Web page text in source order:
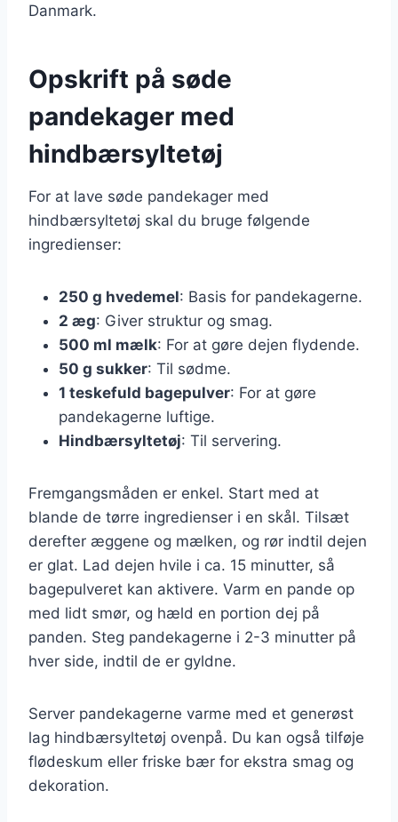
Danmark.
Opskrift på søde
pandekager med
hindbærsyltetøj
For at lave søde pandekager med
hindbærsyltetøj skal du bruge følgende
ingredienser:
250 g hvedemel: Basis for pandekagerne.
2 æg: Giver struktur og smag.
500 ml mælk: For at gøre dejen flydende.
50 g sukker: Til sødme.
1 teskefuld bagepulver: For at gøre
pandekagerne luftige.
Hindbærsyltetøj: Til servering.
Fremgangsmåden er enkel. Start med at
blande de tørre ingredienser i en skål. Tilsæt
derefter æggene og mælken, og rør indtil dejen
er glat. Lad dejen hvile i ca. 15 minutter, så
bagepulveret kan aktivere. Varm en pande op
med lidt smør, og hæld en portion dej på
panden. Steg pandekagerne i 2-3 minutter på
hver side, indtil de er gyldne.
Server pandekagerne varme med et generøst
lag hindbærsyltetøj ovenpå. Du kan også tilføje
flødeskum eller friske bær for ekstra smag og
dekoration.